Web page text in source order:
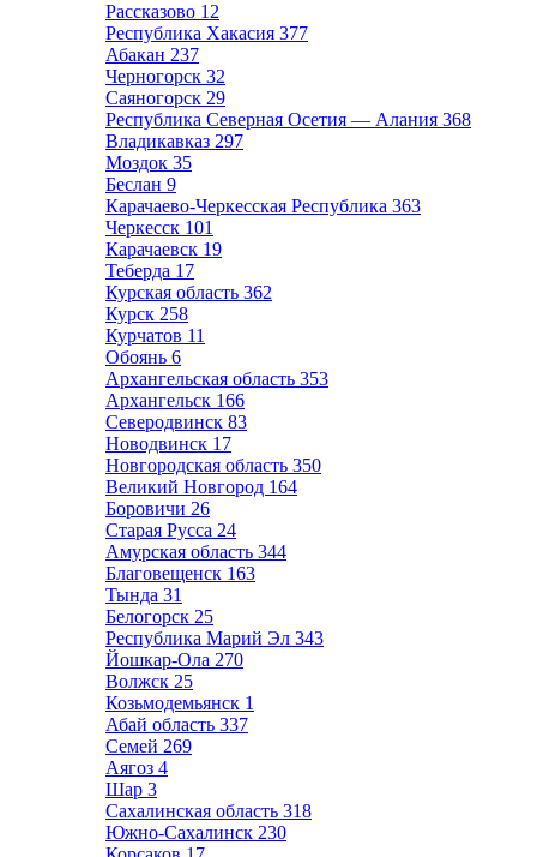
Рассказово 12
Республика Хакасия 377
Абакан 237
Черногорск 32
Саяногорск 29
Республика Северная Осетия — Алания 368
Владикавказ 297
Моздок 35
Беслан 9
Карачаево-Черкесская Республика 363
Черкесск 101
Карачаевск 19
Теберда 17
Курская область 362
Курск 258
Курчатов 11
Обоянь 6
Архангельская область 353
Архангельск 166
Северодвинск 83
Новодвинск 17
Новгородская область 350
Великий Новгород 164
Боровичи 26
Старая Русса 24
Амурская область 344
Благовещенск 163
Тында 31
Белогорск 25
Республика Марий Эл 343
Йошкар-Ола 270
Волжск 25
Козьмодемьянск 1
Абай область 337
Семей 269
Аягоз 4
Шар 3
Сахалинская область 318
Южно-Сахалинск 230